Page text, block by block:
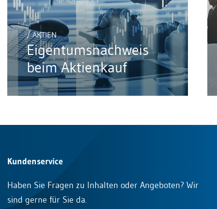
/ AKTIEN
Eigentumsnachweis
beim Aktienkauf
Kundenservice
Haben Sie Fragen zu Inhalten oder Angeboten? Wir
sind gerne für Sie da.